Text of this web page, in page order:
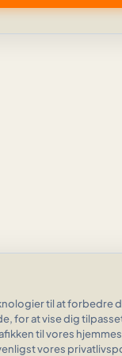
Hjælp og støtte•
til at forbedre
for at vise dig
til vores
vores